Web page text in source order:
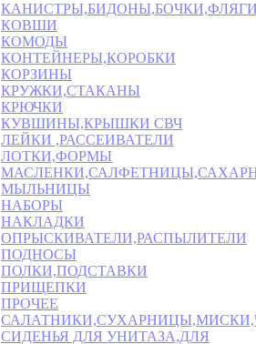
КОВШИ
КОМОДЫ
КОНТЕЙНЕРЫ,КОРОБКИ
КОРЗИНЫ
КРУЖКИ,СТАКАНЫ
КРЮЧКИ
КУВШИНЫ,КРЫШКИ СВЧ
ЛЕЙКИ ,РАССЕИВАТЕЛИ
ЛОТКИ,ФОРМЫ
МЫЛЬНИЦЫ
НАБОРЫ
НАКЛАДКИ
ОПРЫСКИВАТЕЛИ,РАСПЫЛИТЕЛИ
ПОДНОСЫ
ПОЛКИ,ПОДСТАВКИ
ПРИЩЕПКИ
ПРОЧЕЕ
СИДЕНЬЯ ДЛЯ УНИТАЗА,ДЛЯ